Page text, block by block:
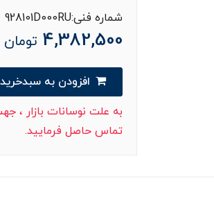
شماره فنی:928101D000RU
4,382,500 تومان
به علت نوسانات بازار ،
تماس حاصل فرمایید.